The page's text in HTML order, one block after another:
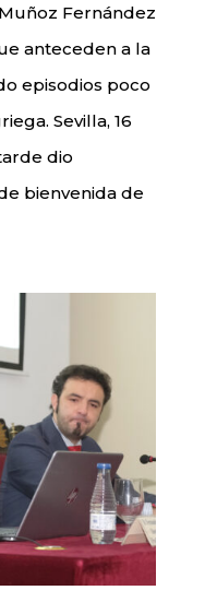
Fernández
anteceden a la
episodios poco
Sevilla, 16
dio
bienvenida de